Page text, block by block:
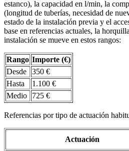
estanco), la capacidad en l/min, la
(longitud de tuberías, necesidad de
estado de la instalación previa y el
base en referencias actuales, la
instalación se mueve en estos rangos:
Rango Importe (€)
Desde
350 €
Hasta
1.100 €
Medio
725 €
Referencias por tipo de actuación
Actuación